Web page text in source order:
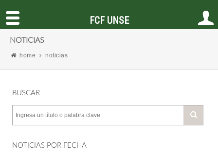
NOTICIAS
home noticias
BUSCAR
NOTICIAS POR FECHA
FCF UNSE